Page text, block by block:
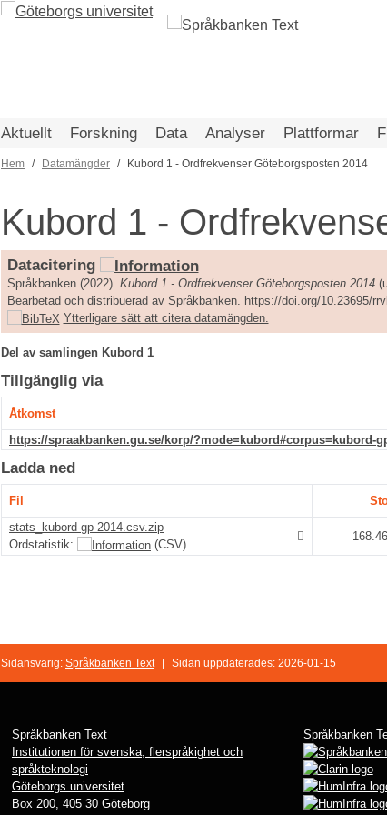
Aktuellt Forskning Data Analyser Plattformar
Länkstig
Hem Datamängder Kubord 1 - Ordfrekvenser Göteborgsposten 2014
Kubord 1 -
Datacitering
Språkbanken (2022). Kubord 1 - Ordfrekvenser Göteborgsposten 2014
Bearbetad och distribuerad av Språkbanken. https://doi.org/10.23695/
Ytterligare sätt att citera datamängden.
Del av samlingen Kubord 1
Tillgänglig via
Åtkomst
https://spraakbanken.gu.se/korp/?mode=kubord#corpus=kubord-
Ladda ned
Fil
stats_kubord-gp-2014.csv.zip
Ordstatistik:
(CSV)
Sidansvarig: Språkbanken Text Sidan uppdaterades: 2026-01-15
Språkbanken Text
Institutionen för svenska, flerspråkighet och
språkteknologi
Göteborgs universitet
Box 200, 405 30 Göteborg
Språkbanken